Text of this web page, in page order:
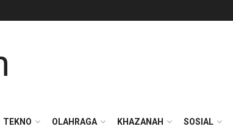
TEKNO OLAHRAGA KHAZANAH SOSIAL